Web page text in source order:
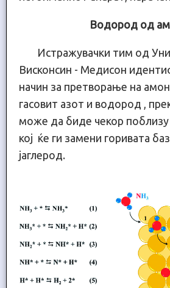
Водород од
Истражувачки тим од
Висконсин - Медисон
начин за претворање на
гасовит азот и водород ,
може да биде чекор поблизу
кој ќе ги замени горивата
јаглерод.